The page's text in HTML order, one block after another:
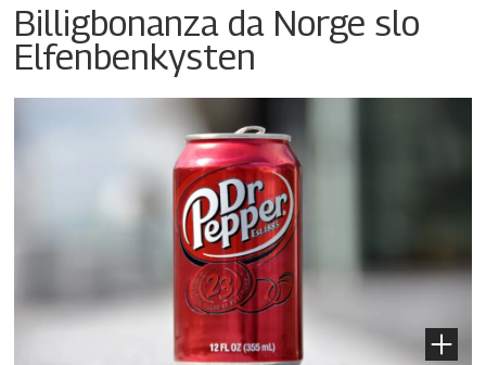
Billigbonanza da Norge slo
Elfenbenkysten